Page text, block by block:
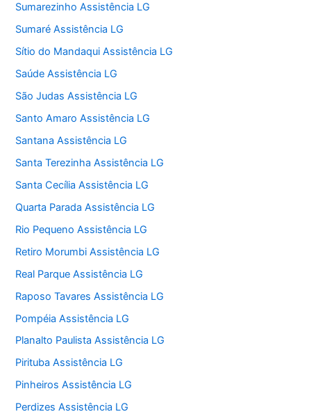
Sumarezinho Assistência LG
Sumaré Assistência LG
Sítio do Mandaqui Assistência LG
Saúde Assistência LG
São Judas Assistência LG
Santo Amaro Assistência LG
Santana Assistência LG
Santa Terezinha Assistência LG
Santa Cecília Assistência LG
Quarta Parada Assistência LG
Rio Pequeno Assistência LG
Retiro Morumbi Assistência LG
Real Parque Assistência LG
Raposo Tavares Assistência LG
Pompéia Assistência LG
Planalto Paulista Assistência LG
Pirituba Assistência LG
Pinheiros Assistência LG
Perdizes Assistência LG